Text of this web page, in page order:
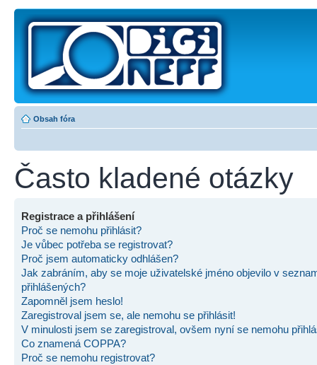
Obsah fóra
Často kladené otázky
Registrace a přihlášení
Proč se nemohu přihlásit?
Je vůbec potřeba se registrovat?
Proč jsem automaticky odhlášen?
Jak zabráním, aby se moje uživatelské jméno objevilo v
přihlášených?
Zapomněl jsem heslo!
Zaregistroval jsem se, ale nemohu se přihlásit!
V minulosti jsem se zaregistroval, ovšem nyní se nemohu
Co znamená COPPA?
Proč se nemohu registrovat?